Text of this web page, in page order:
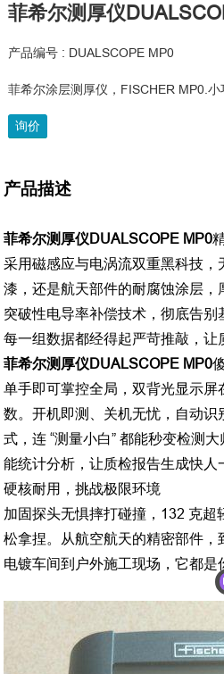
菲希尔测厚仪
产品编号 : DUALSCOPE MP0
菲希尔涂层测厚仪，FISCHER MP0.小
询价
产品描述
菲希尔测厚仪DUALSCOPE MP0
采用磁感应与电涡流双重黑科技
漆，还是航天部件的耐腐蚀涂层，
突破性电导率补偿技术，彻底告别
每一组数据都经得起严苛推敲，让
菲希尔测厚仪DUALSCOPE MP0
单手即可掌控全局，双背光显示
数。开机即测、关机无忧，自动识
式，连 “测量小白” 都能秒变检测
能统计分析，让质检报告生成快人
硬核耐用，挑战极限环境
加固探头无惧摔打碰撞，132 克超
松拿捏。从航空航天的精密部件，
电镀车间到户外施工现场，它都是